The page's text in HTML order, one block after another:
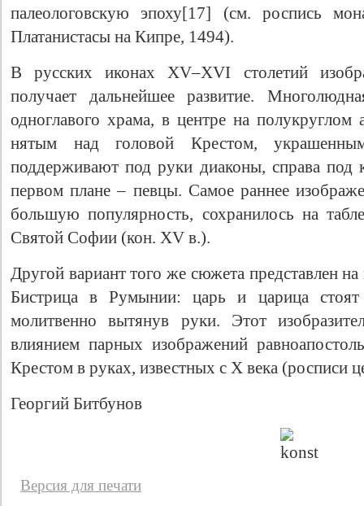
палеологовскую эпоху[17] (см. роспись
Платанистасы на Кипре, 1494).
В русских иконах ХV–ХVI столетий
получает дальнейшее развитие.
одноглавого храма, в центре на
нятым над головой Крестом,
поддерживают под руки диаконы, справа под
первом плане – певцы. Самое раннее
большую популярность, сохранилось на
Святой Софии (кон. XV в.).
Другой вариант того же сюжета представлен
Бистрица в Румынии: царь и царица
молитвенно вытянув руки. Этот
влиянием парных изображений
Крестом в руках, известных с X века (росписи
Георгий Битбунов
Версия для печати